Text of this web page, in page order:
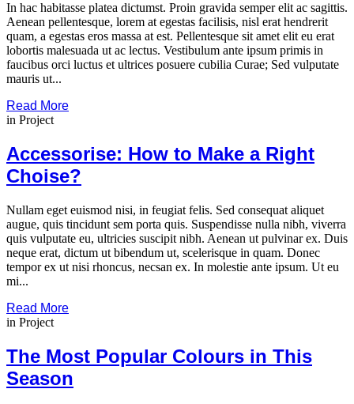
In hac habitasse platea dictumst. Proin gravida semper elit ac sagittis.
Aenean pellentesque, lorem at egestas facilisis, nisl erat hendrerit
quam, a egestas eros massa at est. Pellentesque sit amet elit eu erat
lobortis malesuada ut ac lectus. Vestibulum ante ipsum primis in
faucibus orci luctus et ultrices posuere cubilia Curae; Sed vulputate
mauris ut...
Read More
in Project
Accessorise: How to Make a Right
Choise?
Nullam eget euismod nisi, in feugiat felis. Sed consequat aliquet
augue, quis tincidunt sem porta quis. Suspendisse nulla nibh, viverra
quis vulputate eu, ultricies suscipit nibh. Aenean ut pulvinar ex. Duis
neque erat, dictum ut bibendum ut, scelerisque in quam. Donec
tempor ex ut nisi rhoncus, necsan ex. In molestie ante ipsum. Ut eu
mi...
Read More
in Project
The Most Popular Colours in This
Season